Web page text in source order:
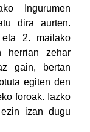
Ingurumen
dira aurten.
2. mailako
herrian zehar
gain, bertan
egiten den
foroak. Iazko
izan dugu